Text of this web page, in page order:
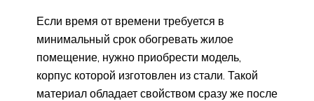
Если время от времени требуется в
минимальный срок обогревать жилое
помещение, нужно приобрести модель,
корпус которой изготовлен из стали. Такой
материал обладает свойством сразу же после